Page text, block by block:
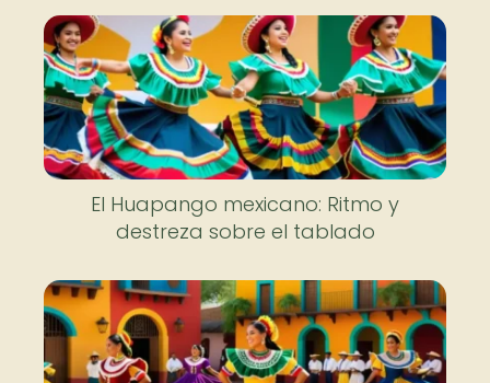
El Huapango mexicano: Ritmo y
destreza sobre el tablado